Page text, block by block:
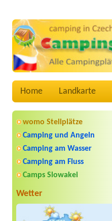
Home Landkarte
womo Stellplätze
Camping und Angeln
Camping am Wasser
Camping am Fluss
Camps Slowakei
Wetter